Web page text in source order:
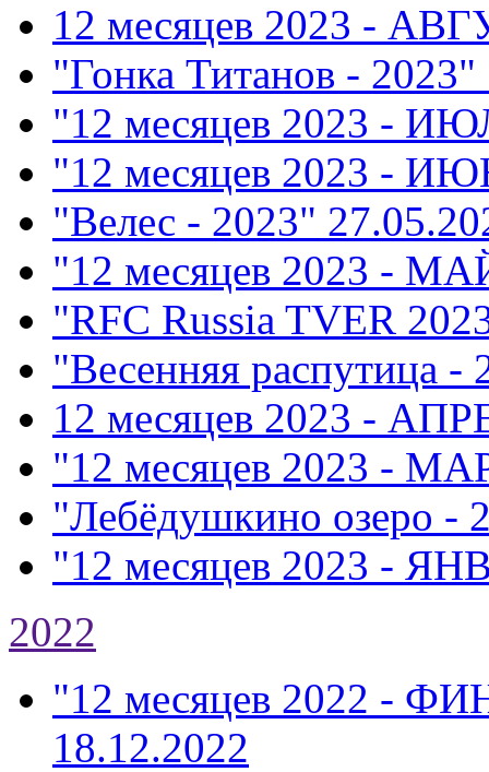
12 месяцев 2023 -
"Гонка Титанов - 2023"
"12 месяцев 2023 -
"12 месяцев 2023 -
"Велес - 2023"
"12 месяцев 2023 -
"RFC Russia TVER
"Весенняя распутица -
12 месяцев 2023 -
"12 месяцев 2023 -
"Лебёдушкино озеро -
"12 месяцев 2023 -
2022
"12 месяцев 2022 -
18.12.2022